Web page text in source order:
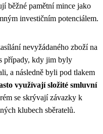
běžné pamětní mince jako
investičním potenciálem.
nevyžádaného zboží na
případy, kdy jim byly
a následně byli pod tlakem
využívají složité smluvní
se skrývají závazky k
klubech sběratelů.